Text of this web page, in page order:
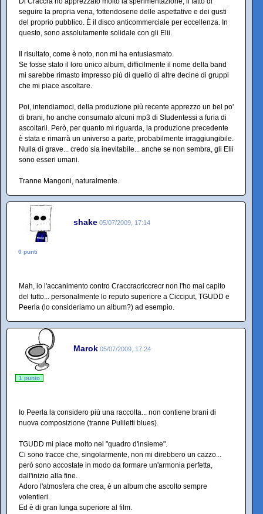
seguire la propria vena, fottendosene delle aspettative e dei gusti
del proprio pubblico. È il disco anticommerciale per eccellenza. In
questo, sono assolutamente solidale con gli Elii.
Il risultato, come è noto, non mi ha entusiasmato.
Se fosse stato il loro unico album, difficilmente il nome della band
mi sarebbe rimasto impresso più di quello di altre decine di gruppi
che mi piace ascoltare.
Poi, intendiamoci, della produzione più recente apprezzo un bel po'
di brani, ho anche consumato alcuni mp3 di Studentessi a furia di
ascoltarli. Però, per quanto mi riguarda, la produzione precedente
è stata e rimarrà un universo a parte, probabilmente irraggiungibile.
Nulla di grave... credo sia inevitabile... anche se non sembra, gli Elii
sono esseri umani.
Tranne Mangoni, naturalmente.
shake 05/07/2009, 17:14
0 punti
Mah, io l'accanimento contro Craccracriccrecr non l'ho mai capito
del tutto... personalmente lo reputo superiore a Cicciput, TGUDD e
Peerla (lo consideriamo un album?) ad esempio.
Marok 05/07/2009, 17:24
1 punto
Io Peerla la considero più una raccolta... non contiene brani di
nuova composizione (tranne Puliletti blues).
TGUDD mi piace molto nel "quadro d'insieme".
Ci sono tracce che, singolarmente, non mi direbbero un cazzo...
però sono accostate in modo da formare un'armonia perfetta,
dall'inizio alla fine.
Adoro l'atmosfera che crea, è un album che ascolto sempre
volentieri.
Ed è di gran lunga superiore al film.